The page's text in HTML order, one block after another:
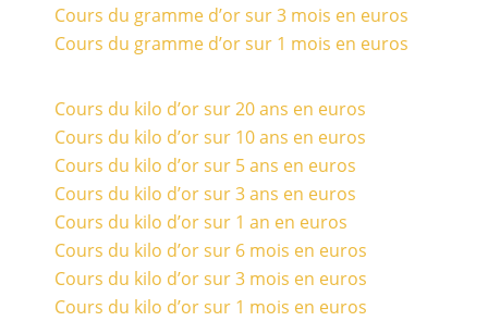
Cours du gramme d’or sur 3 mois en euros
Cours du gramme d’or sur 1 mois en euros
Cours du kilo d’or sur 20 ans en euros
Cours du kilo d’or sur 10 ans en euros
Cours du kilo d’or sur 5 ans en euros
Cours du kilo d’or sur 3 ans en euros
Cours du kilo d’or sur 1 an en euros
Cours du kilo d’or sur 6 mois en euros
Cours du kilo d’or sur 3 mois en euros
Cours du kilo d’or sur 1 mois en euros